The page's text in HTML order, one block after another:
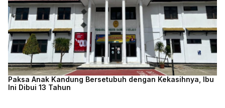
Paksa Anak Kandung Bersetubuh dengan Kekasihnya, Ibu
Ini Dibui 13 Tahun